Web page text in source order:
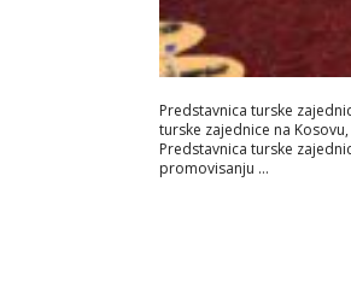
Predstavnica turske
turske zajednice na
Predstavnica turske
promovisanju …